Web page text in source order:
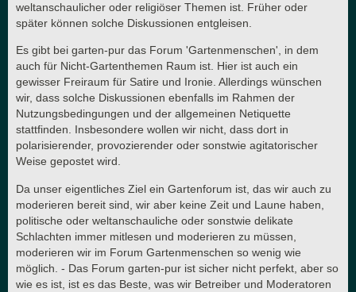
weltanschaulicher oder religiöser Themen ist. Früher oder
später können solche Diskussionen entgleisen.
Es gibt bei garten-pur das Forum 'Gartenmenschen', in dem
auch für Nicht-Gartenthemen Raum ist. Hier ist auch ein
gewisser Freiraum für Satire und Ironie. Allerdings wünschen
wir, dass solche Diskussionen ebenfalls im Rahmen der
Nutzungsbedingungen und der allgemeinen Netiquette
stattfinden. Insbesondere wollen wir nicht, dass dort in
polarisierender, provozierender oder sonstwie agitatorischer
Weise gepostet wird.
Da unser eigentliches Ziel ein Gartenforum ist, das wir auch zu
moderieren bereit sind, wir aber keine Zeit und Laune haben,
politische oder weltanschauliche oder sonstwie delikate
Schlachten immer mitlesen und moderieren zu müssen,
moderieren wir im Forum Gartenmenschen so wenig wie
möglich. - Das Forum garten-pur ist sicher nicht perfekt, aber so
wie es ist, ist es das Beste, was wir Betreiber und Moderatoren